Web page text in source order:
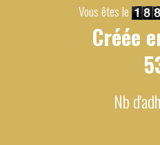
Vous êtes le
Créée
Nb